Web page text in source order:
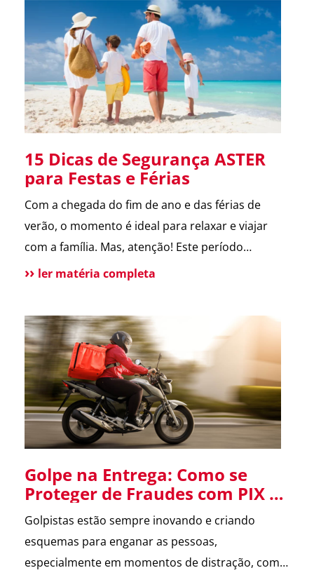
tradicional ainda disponível Conclusão O app 190
melhora a comunicação […]
15 Dicas de Segurança ASTER
para Festas e Férias
Com a chegada do fim de ano e das férias de
verão, o momento é ideal para relaxar e viajar
com a família. Mas, atenção! Este período
também é marcado por um aumento de
segurança que destacamos ao longo de 2024.
Confira […]
ler matéria completa
Golpe na Entrega: Como se
Proteger de Fraudes com PIX e
Cartão de Crédito
Golpistas estão sempre inovando e criando
esquemas para enganar as pessoas,
especialmente em momentos de distração, como